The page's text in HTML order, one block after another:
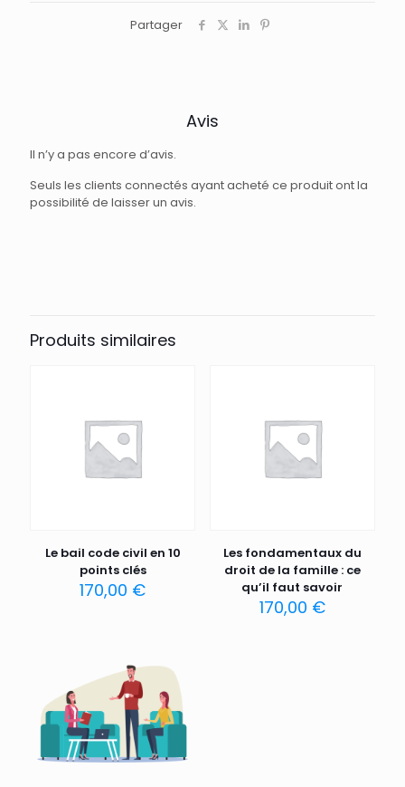
Partager
Avis
Il n’y a pas encore d’avis.
Seuls les clients connectés ayant acheté ce produit ont la
possibilité de laisser un avis.
Produits similaires
Le bail code civil en 10
points clés
170,00 €
Les fondamentaux du
droit de la famille : ce
qu’il faut savoir
170,00 €